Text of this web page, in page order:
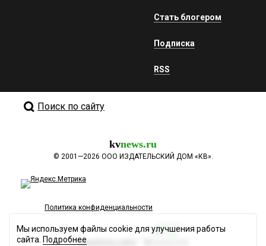
Стать блогером
Подписка
RSS
Поиск по сайту
kvnews.ru
© 2001—2026 ООО ИЗДАТЕЛЬСКИЙ ДОМ «КВ».
Политика конфиденциальности
Разработка сайта
Мы используем файлы cookie для улучшения работы
сайта. Подробнее